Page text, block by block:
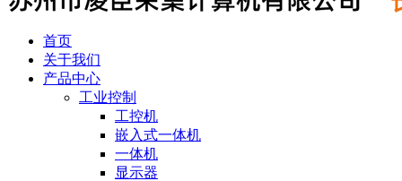
首页
关于我们
产品中心
工业控制
工控机
嵌入式一体机
一体机
显示器